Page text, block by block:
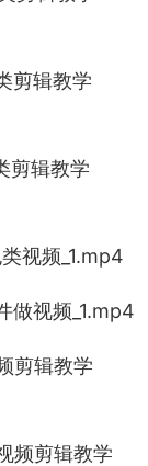
剪辑教学
剪辑教学
视频_1.mp4
视频_1.mp4
剪辑教学
频剪辑教学